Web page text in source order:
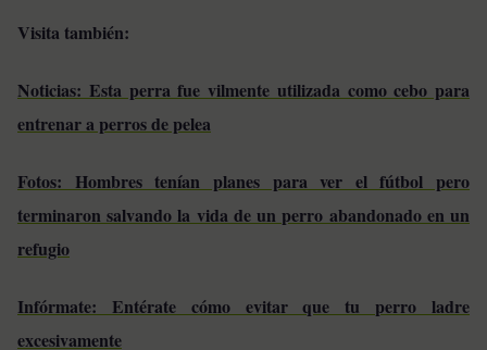
Visita también:
Noticias: Esta perra fue vilmente utilizada como cebo para
entrenar a perros de pelea
Fotos: Hombres tenían planes para ver el fútbol pero
terminaron salvando la vida de un perro abandonado en un
refugio
Infórmate: Entérate cómo evitar que tu perro ladre
excesivamente